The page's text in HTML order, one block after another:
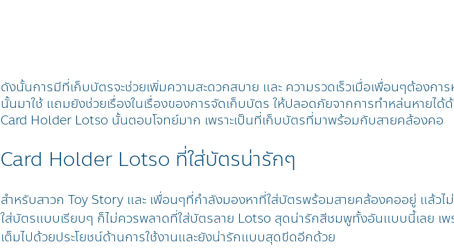
ดังนั้นการมีที่เก็บบัตรจะช่วยเพิ่มความสะดวกสบาย และ ความรวดเร็วเมื่อเพื่อนๆต้องกา
นั้นมาใช้ แถมยังช่วยเรื่องในเรื่องของการจัดเก็บบัตร ให้ปลอดภัยจากการทำหล่นหายได้
Card Holder Lotso นั้นตอบโจทย์มาก เพราะเป็นที่เก็บบัตรที่มาพร้อมกับสายคล้องคอ
Card Holder Lotso ที่ใส่บัตรน่ารักๆ
สำหรับสาวก Toy Story และ เพื่อนๆที่กำลังมองหาที่ใส่บัตรพร้อมสายคล้องคออยู่ แล้วไ
ใส่บัตรแบบเรียบๆ ก็ไม่ควรพลาดที่ใส่บัตรลาย Lotso สุดน่ารักสีชมพูทั้งอันแบบนี้เลย เพ
เต็มไปด้วยประโยชน์ด้านการใช้งานและยังน่ารักแบบสุดขีดอีกด้วย